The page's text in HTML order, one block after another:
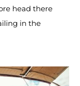
head there
in the